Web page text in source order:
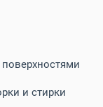
и стирки